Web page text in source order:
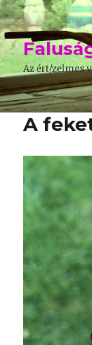
Az ért/zelmes
A